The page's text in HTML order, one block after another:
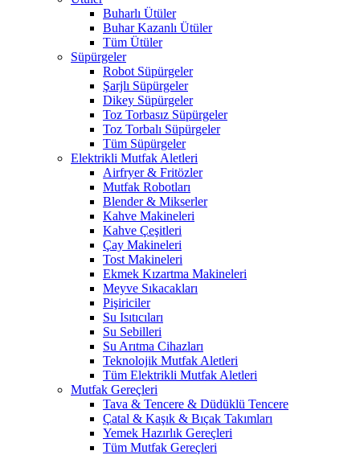
Buharlı Ütüler
Buhar Kazanlı Ütüler
Tüm Ütüler
Süpürgeler
Robot Süpürgeler
Şarjlı Süpürgeler
Dikey Süpürgeler
Toz Torbasız Süpürgeler
Toz Torbalı Süpürgeler
Tüm Süpürgeler
Elektrikli Mutfak Aletleri
Airfryer & Fritözler
Mutfak Robotları
Blender & Mikserler
Kahve Makineleri
Kahve Çeşitleri
Çay Makineleri
Tost Makineleri
Ekmek Kızartma Makineleri
Meyve Sıkacakları
Pişiriciler
Su Isıtıcıları
Su Sebilleri
Su Arıtma Cihazları
Teknolojik Mutfak Aletleri
Tüm Elektrikli Mutfak Aletleri
Mutfak Gereçleri
Tava & Tencere & Düdüklü Tencere
Çatal & Kaşık & Bıçak Takımları
Yemek Hazırlık Gereçleri
Tüm Mutfak Gereçleri